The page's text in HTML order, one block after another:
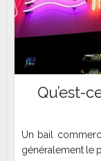
Qu’est-
Un bail
généralement le